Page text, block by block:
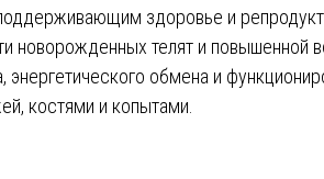
здоровье и
телят и повышенной
обмена и
костями и копытами.